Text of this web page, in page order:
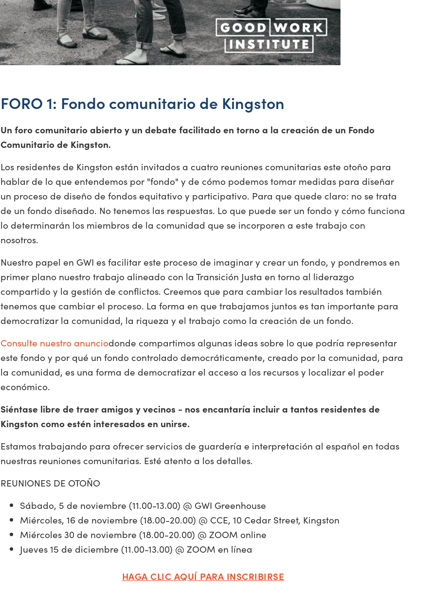
FORO 1: Fondo comunitario de Kingston
Un foro comunitario abierto y un debate facilitado en torno a la creación de un Fondo
Comunitario de Kingston.
Los residentes de Kingston están invitados a cuatro reuniones comunitarias este otoño para
hablar de lo que entendemos por "fondo" y de cómo podemos tomar medidas para diseñar
un proceso de diseño de fondos equitativo y participativo. Para que quede claro: no se trata
de un fondo diseñado. No tenemos las respuestas. Lo que puede ser un fondo y cómo funciona
lo determinarán los miembros de la comunidad que se incorporen a este trabajo con
nosotros.
Nuestro papel en GWI es facilitar este proceso de imaginar y crear un fondo, y pondremos en
primer plano nuestro trabajo alineado con la Transición Justa en torno al liderazgo
compartido y la gestión de conflictos. Creemos que para cambiar los resultados también
tenemos que cambiar el proceso. La forma en que trabajamos juntos es tan importante para
democratizar la comunidad, la riqueza y el trabajo como la creación de un fondo.
Consulte nuestro anunciodonde compartimos algunas ideas sobre lo que podría representar
este fondo y por qué un fondo controlado democráticamente, creado por la comunidad, para
la comunidad, es una forma de democratizar el acceso a los recursos y localizar el poder
económico.
Siéntase libre de traer amigos y vecinos - nos encantaría incluir a tantos residentes de
Kingston como estén interesados en unirse.
Estamos trabajando para ofrecer servicios de guardería e interpretación al español en todas
nuestras reuniones comunitarias. Esté atento a los detalles.
REUNIONES DE OTOÑO
Sábado, 5 de noviembre (11.00-13.00) @ GWI Greenhouse
Miércoles, 16 de noviembre (18.00-20.00) @ CCE, 10 Cedar Street, Kingston
Miércoles 30 de noviembre (18.00-20.00) @ ZOOM online
Jueves 15 de diciembre (11.00-13.00) @ ZOOM en línea
HAGA CLIC AQUÍ PARA INSCRIBIRSE